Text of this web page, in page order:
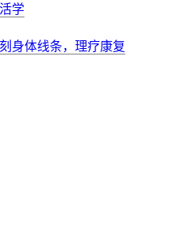
学
身体线条，理疗康复